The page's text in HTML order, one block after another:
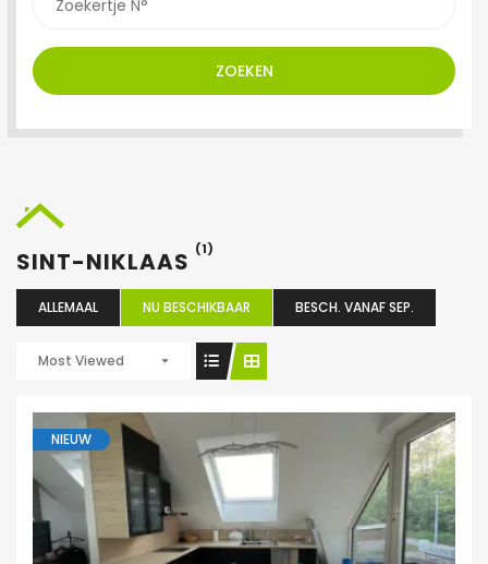
ZOEKEN
SINT-NIKLAAS (1)
ALLEMAAL NU BESCHIKBAAR BESCH. VANAF SEP.
Most Viewed
NIEUW